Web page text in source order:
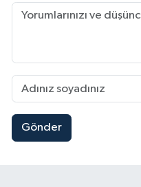
Gönder